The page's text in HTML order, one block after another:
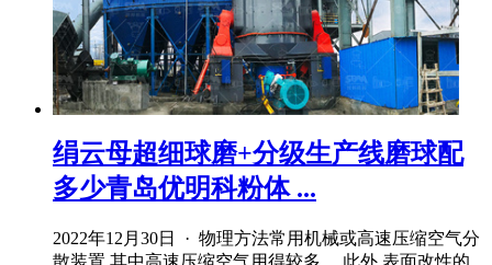
绢云母超细球磨+分级生产线磨球配
多少青岛优明科粉体 ...
2022年12月30日 · 物理方法常用机械或高速压缩空气分